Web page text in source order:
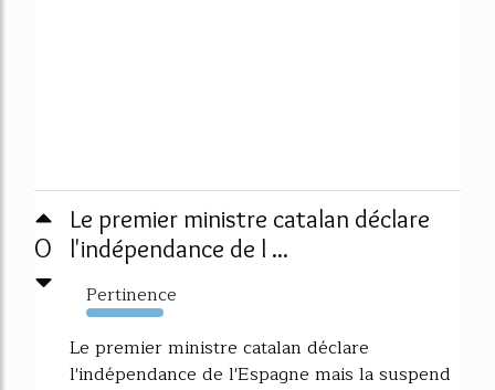
0
Le premier ministre catalan déclare
l'indépendance de l ...
Pertinence
1519%
Le premier ministre catalan déclare
l'indépendance de l'Espagne mais la suspend